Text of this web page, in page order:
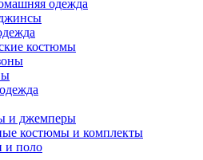
одежда
костюмы
и джемперы
костюмы и комплекты
и поло